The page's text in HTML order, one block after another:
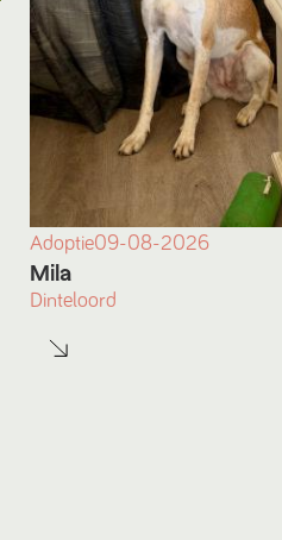
Adoptie09-08-2026
Mila
Dinteloord